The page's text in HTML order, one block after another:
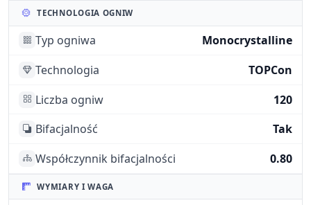
TECHNOLOGIA OGNIW
Typ ogniwa
Monocrystalline
Technologia
TOPCon
Liczba ogniw
120
Bifacjalność
Tak
Współczynnik bifacjalności
0.80
WYMIARY I WAGA